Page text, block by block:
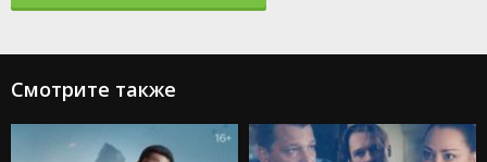
Смотрите также